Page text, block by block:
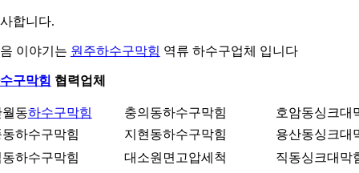
합니다.
이야기는 원주하수구막힘 역류 하수구업체 입니다
구막힘 협력업체
동하수구막힘 충의동하수구막힘
호암동싱크대
하수구막힘
지현동하수구막힘
용산동싱크대
하수구막힘
대소원면고압세척
직동싱크대막